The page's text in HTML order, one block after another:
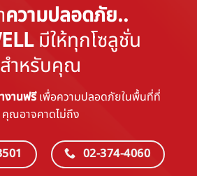
ความปลอดภัย..
มีให้ทุกโซลูชั่น
สำหรับคุณ
งานฟรีเพื่อความปลอดภัยในพื้นที่ที่
คุณอาจคาดไม่ถึง
02-374-4060